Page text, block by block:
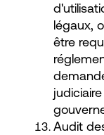
légaux,
être
Audit